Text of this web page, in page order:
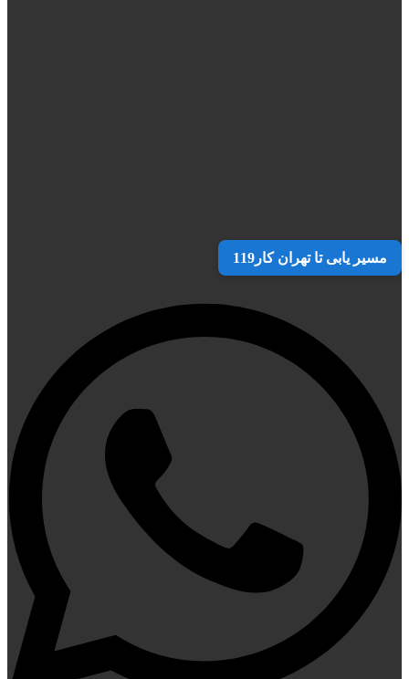
مسیر یابی تا تهران کار119